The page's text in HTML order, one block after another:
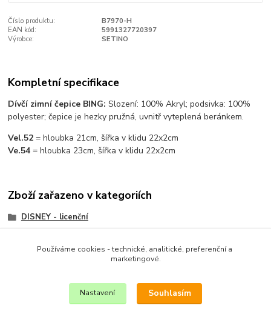
Číslo produktu:
B7970-H
EAN kód:
5991327720397
Výrobce:
SETINO
Kompletní specifikace
Dívčí zimní čepice BING: Slození: 100% Akryl; podsivka: 100%
polyester; čepice je hezky pružná, uvnitř vyteplená beránkem.
Vel.52= hloubka 21cm, šířka v klidu 22x2cm
Ve.54= hloubka 23cm, šířka v klidu 22x2cm
Zboží zařazeno v kategoriích
DISNEY - licenční
DÍVČÍ OBLEČENÍ DISNEY
Používáme cookies - technické, analitické, preferenční a
marketingové.
Nastavení Souhlasím